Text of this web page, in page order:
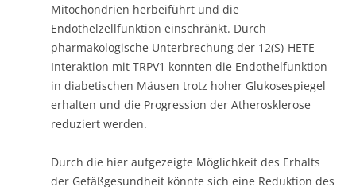
Mitochondrien herbeiführt und die
Endothelzellfunktion einschränkt. Durch
pharmakologische Unterbrechung der 12(S)-HETE
Interaktion mit TRPV1 konnten die Endothelfunktion
in diabetischen Mäusen trotz hoher Glukosespiegel
erhalten und die Progression der Atherosklerose
reduziert werden.
Durch die hier aufgezeigte Möglichkeit des Erhalts
der Gefäßgesundheit könnte sich eine Reduktion des